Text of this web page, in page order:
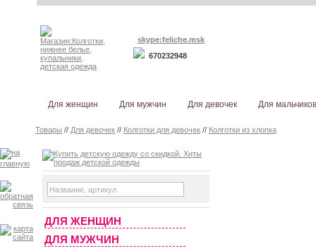
skype:feliche.msk
670232948
Для женщин Для мужчин Для девочек Для мальчиков
Товары // Для девочек // Колготки для девочек // Колготки из хлопка
ДЛЯ ЖЕНЩИН
ДЛЯ МУЖЧИН